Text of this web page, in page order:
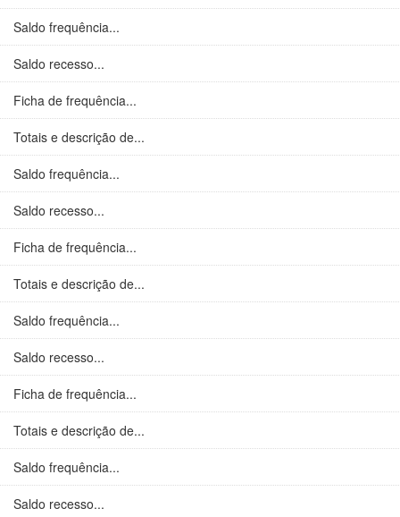
Saldo frequência...
Saldo recesso...
Ficha de frequência...
Totais e descrição de...
Saldo frequência...
Saldo recesso...
Ficha de frequência...
Totais e descrição de...
Saldo frequência...
Saldo recesso...
Ficha de frequência...
Totais e descrição de...
Saldo frequência...
Saldo recesso...